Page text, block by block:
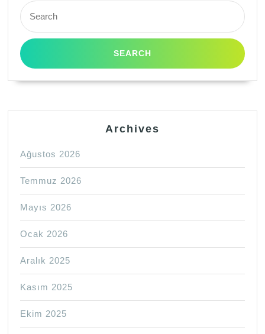
Search
for:
Archives
Ağustos 2026
Temmuz 2026
Mayıs 2026
Ocak 2026
Aralık 2025
Kasım 2025
Ekim 2025